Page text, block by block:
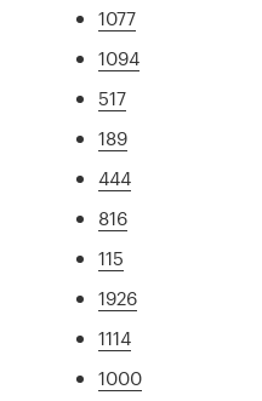
1077
1094
517
189
444
816
115
1926
1114
1000